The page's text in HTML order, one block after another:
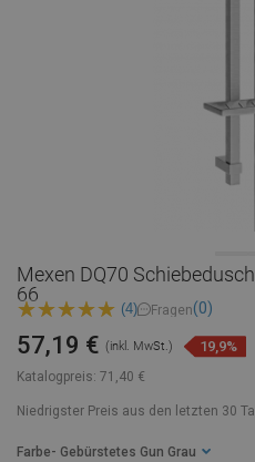
Mexen DQ70
66
(4) Fragen(0)
Katalogpreis: 71,40 €
57,19 € (inkl. MwSt.) 19,9%
Niedrigster Preis aus den letzten 30
Farbe - Gebürstetes Gun Grau